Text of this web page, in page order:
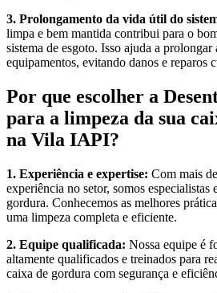
3. Prolongamento da vida útil do
limpa e bem mantida contribui para o
sistema de esgoto. Isso ajuda a
equipamentos, evitando danos e reparos
Por que escolher a
para a limpeza da sua
na Vila IAPI?
1. Experiência e expertise: Com mais
experiência no setor, somos especialistas
gordura. Conhecemos as melhores
uma limpeza completa e eficiente.
2. Equipe qualificada: Nossa equipe é
altamente qualificados e treinados para
caixa de gordura com segurança e